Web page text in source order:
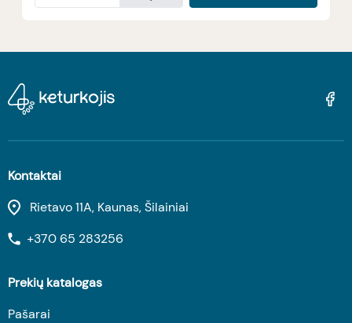
Kontaktai
Rietavo 11A, Kaunas, Šilainiai
+370 65 283256
Prekių katalogas
Pašarai